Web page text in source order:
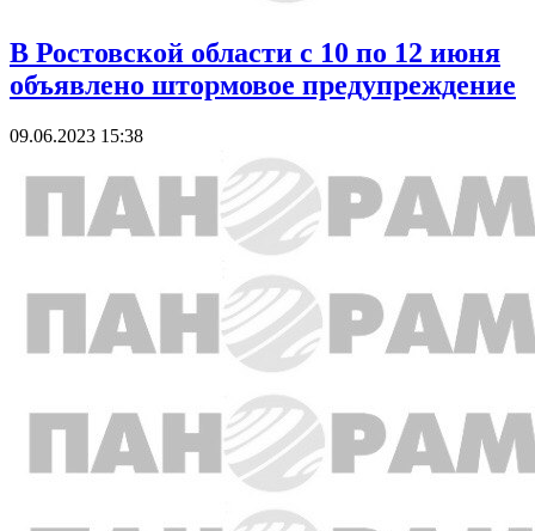
В Ростовской области с 10 по 12 июня
объявлено штормовое предупреждение
09.06.2023 15:38